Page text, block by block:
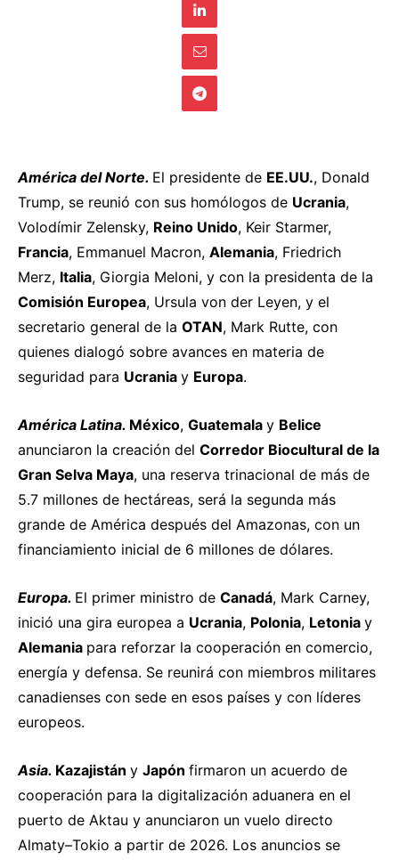
América del Norte. El presidente de EE.UU., Donald
Trump, se reunió con sus homólogos de Ucrania,
Volodímir Zelensky, Reino Unido, Keir Starmer,
Francia, Emmanuel Macron, Alemania, Friedrich
Merz, Italia, Giorgia Meloni, y con la presidenta de la
Comisión Europea, Ursula von der Leyen, y el
secretario general de la OTAN, Mark Rutte, con
quienes dialogó sobre avances en materia de
seguridad para Ucrania y Europa.
América Latina. México, Guatemala y Belice
anunciaron la creación del Corredor Biocultural de la
Gran Selva Maya, una reserva trinacional de más de
5.7 millones de hectáreas, será la segunda más
grande de América después del Amazonas, con un
financiamiento inicial de 6 millones de dólares.
Europa. El primer ministro de Canadá, Mark Carney,
inició una gira europea a Ucrania, Polonia, Letonia y
Alemania para reforzar la cooperación en comercio,
energía y defensa. Se reunirá con miembros militares
canadienses con sede en esos países y con líderes
europeos.
Asia. Kazajistán y Japón firmaron un acuerdo de
cooperación para la digitalización aduanera en el
puerto de Aktau y anunciaron un vuelo directo
Almaty–Tokio a partir de 2026. Los anuncios se